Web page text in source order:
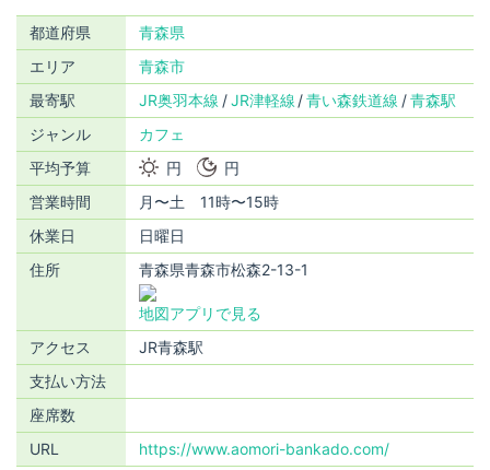
都道府県
青森県
エリア
青森市
最寄駅
JR奥羽本線 JR津軽線 青い森鉄道線
青森駅
ジャンル
カフェ
平均予算
円
円
営業時間
月〜土 11時〜15時
休業日
日曜日
住所
青森県青森市松森2-13-1
地図アプリで見る
アクセス
JR青森駅
支払い方法
座席数
URL
https://www.aomori-bankado.com/